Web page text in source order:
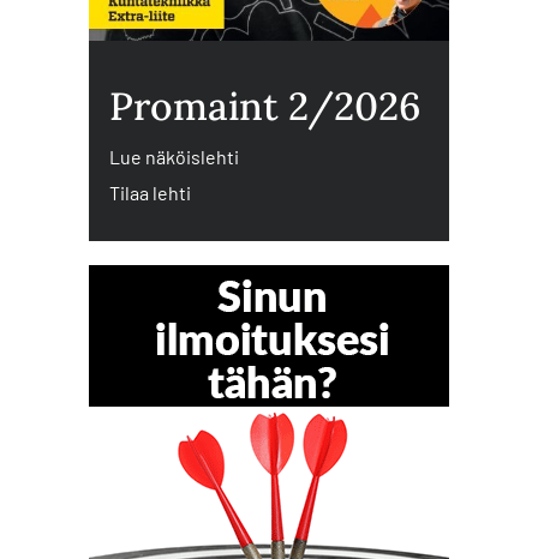
Promaint 2/2026
Lue näköislehti
Tilaa lehti